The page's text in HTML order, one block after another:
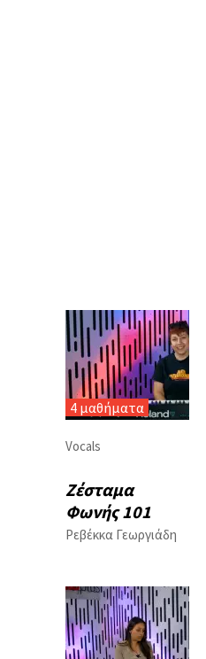
4 μαθήματα
Vocals
Ζέσταμα
Φωνής 101
Ρεβέκκα Γεωργιάδη